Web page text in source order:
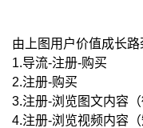
由上图用户价值成长路
1.导流-注册-购买
2.注册-购买
3.注册-浏览图文内容
4.注册-浏览视频内容